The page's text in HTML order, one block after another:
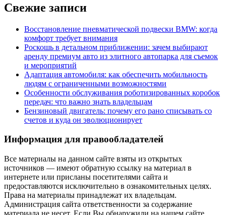
Свежие записи
Восстановление пневматической подвески BMW: когда
комфорт требует внимания
Роскошь в детальном приближении: зачем выбирают
аренду премиум авто из элитного автопарка для съемок
и мероприятий
Адаптация автомобиля: как обеспечить мобильность
людям с ограниченными возможностями
Особенности обслуживания роботизированных коробок
передач: что важно знать владельцам
Бензиновый двигатель: почему его рано списывать со
счетов и куда он эволюционирует
Информация для правообладателей
Все материалы на данном сайте взяты из открытых
источников — имеют обратную ссылку на материал в
интернете или присланы посетителями сайта и
предоставляются исключительно в ознакомительных целях.
Права на материалы принадлежат их владельцам.
Администрация сайта ответственности за содержание